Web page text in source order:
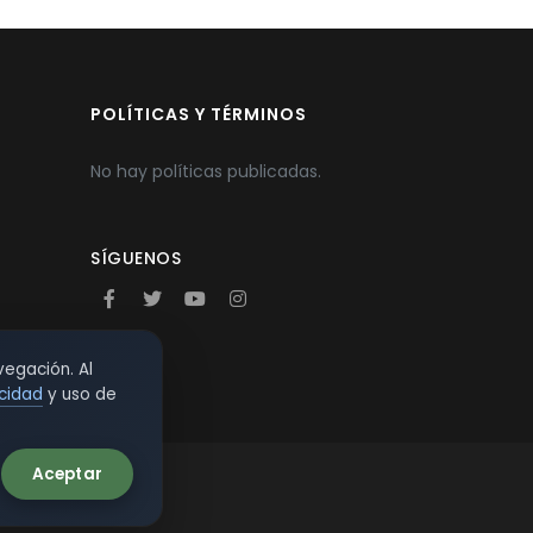
POLÍTICAS Y TÉRMINOS
No hay políticas publicadas.
SÍGUENOS
Al
y uso de
Aceptar